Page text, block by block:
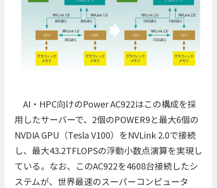
AI・HPC向けのPower AC922はこの構成を採
用したサーバーで、2個のPOWER9と最大6個の
NVDIA GPU（Tesla V100）をNVLink 2.0で接続
し、最大43.2TFLOPSの浮動小数点演算を実現し
ている。なお、このAC922を4608台接続したシ
ステムが、世界最速のスーパーコンピュータ